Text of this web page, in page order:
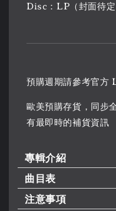
Disc：LP（封面待定
預購週期請參考官方
歐美預購存貨，同步
有最即時的補貨資訊
專輯介紹
曲目表
注意事項